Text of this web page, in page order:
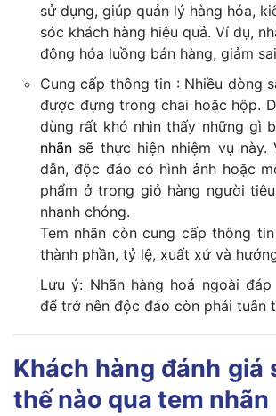
sử dụng, giúp quản lý hàng hóa,
sóc khách hàng hiệu quả. Ví dụ,
động hóa luồng bán hàng, giảm
Cung cấp thông tin : Nhiều dòng
được đựng trong chai hoặc hộp.
dùng rất khó nhìn thấy những gì
nhãn sẽ thực hiện nhiệm vụ này.
dẫn, độc đáo có hình ảnh hoặc
phẩm ở trong giỏ hàng người
nhanh chóng.
Tem nhãn còn cung cấp thông
thành phần, tỷ lệ, xuất xứ và
Lưu ý: Nhãn hàng hoá ngoài
để trở nên độc đáo còn phải tuân
Khách hàng đánh giá
thế nào qua tem nhãn